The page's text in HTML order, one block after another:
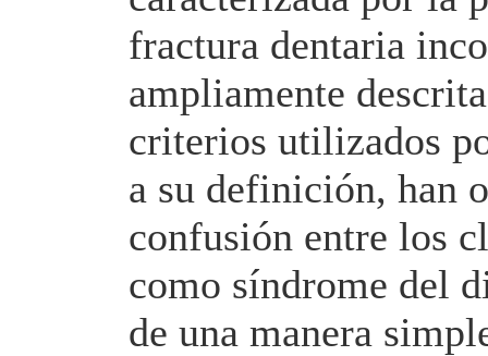
fractura dentaria
ampliamente
criterios utilizados
a su definición, han
confusión entre los
como síndrome del
de una manera